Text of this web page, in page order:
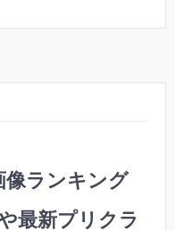
像ランキング
最新プリクラ